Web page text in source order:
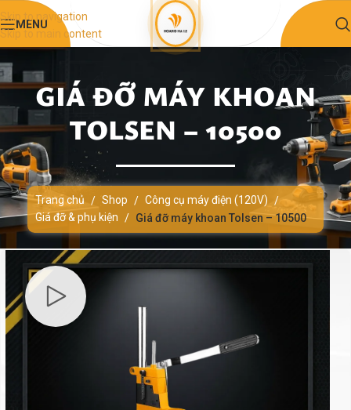
Skip to navigation
Skip to main content
MENU
GIÁ ĐỠ MÁY KHOAN
TOLSEN – 10500
Trang chủ / Shop / Công cụ máy điện (120V) /
Giá đỡ & phụ kiện / Giá đỡ máy khoan Tolsen – 10500